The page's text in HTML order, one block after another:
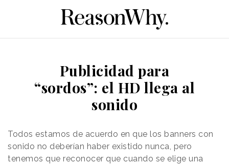
Publicidad para
“sordos”: el HD llega al
sonido
Todos estamos de acuerdo en que los banners con
sonido no deberían haber existido nunca, pero
tenemos que reconocer que cuando se elige una